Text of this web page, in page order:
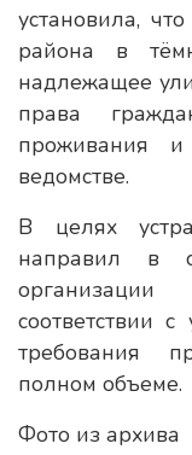
установила,
района в
надлежащее
права
проживания
ведомстве.
В целях
направил в
соответствии
требования
полном объеме.
Фото из архива